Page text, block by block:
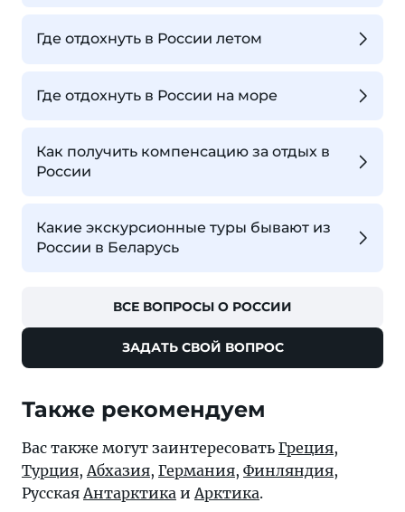
Где отдохнуть в России летом
Где отдохнуть в России на море
Как получить компенсацию за отдых в
России
Какие экскурсионные туры бывают из
России в Беларусь
ВСЕ ВОПРОСЫ О РОССИИ
ЗАДАТЬ СВОЙ ВОПРОС
Также рекомендуем
Вас также могут заинтересовать Греция,
Турция, Абхазия, Германия, Финляндия,
Русская Антарктика и Арктика.